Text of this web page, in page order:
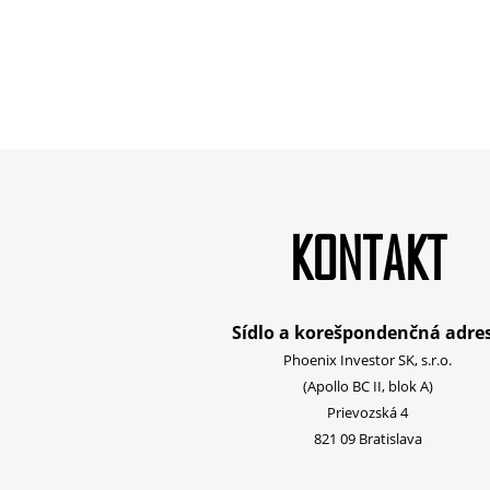
KONTAKT
Sídlo a korešpondenčná
Phoenix Investor SK, s.r.o.
(Apollo BC II, blok A)
Prievozská 4
821 09 Bratislava